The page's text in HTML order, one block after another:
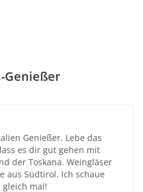
Genießer
Genießer. Lebe das
es dir gut gehen mit
der Toskana. Weingläser
aus Südtirol. Ich schaue
gleich mal!